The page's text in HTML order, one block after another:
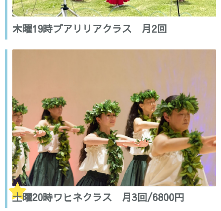
木曜19時プアリリアクラス 月2回
土曜20時ワヒネクラス 月3回/6800円